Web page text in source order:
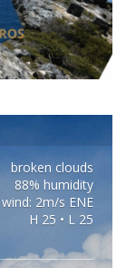
broken clouds
88% humidity
wind: 2m/s ENE
H 25 • L 25